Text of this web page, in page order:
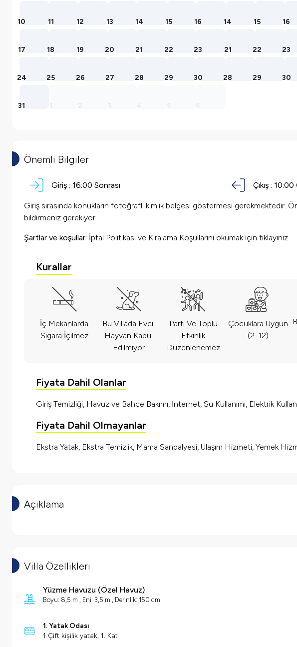
10 11 12 13 14 15 16
17 18 19 20 21 22 23
24 25 26 27 28 29 30
31
14 15 16
21 22 23
28 29 30
Önemli Bilgiler
Giriş : 16:00 Sonrası Çıkış : 10:00
Giriş sırasında konukların fotoğraflı kimlik belgesi göstermesi gerekmektedir.
bildirmeniz gerekiyor.
Şartlar ve koşullar: İptal Politikası ve Kiralama Koşullarını okumak için tıklayınız.
Kurallar
İç Mekanlarda
Sigara İçilmez
Bu Villada Evcil
Hayvan Kabul
Edilmiyor
Parti Ve Toplu
Etkinlik
Düzenlenemez
Çocuklara Uygun
(2-12)
Fiyata Dahil Olanlar
Giriş Temizliği, Havuz ve Bahçe Bakımı, İnternet, Su Kullanımı, Elektrik
Fiyata Dahil Olmayanlar
Ekstra Yatak, Ekstra Temizlik, Mama Sandalyesi, Ulaşım Hizmeti, Yemek
Açıklama
Villa Özellikleri
Yüzme Havuzu (Özel Havuz)
Boyu: 8,5 m , Eni: 3,5 m , Derinlik: 150 cm
1. Yatak Odası
1 Çift kişilik yatak, 1. Kat